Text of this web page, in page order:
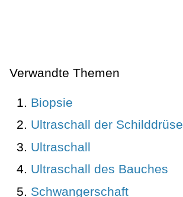
Verwandte Themen
Biopsie
Ultraschall der Schilddrüse
Ultraschall
Ultraschall des Bauches
Schwangerschaft